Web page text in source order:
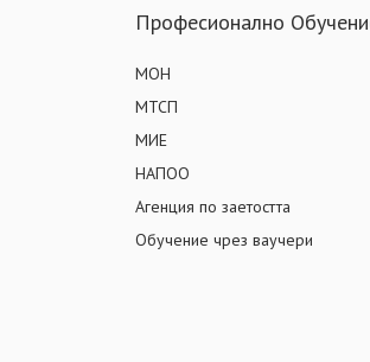
Професионално
МОН
МТСП
МИЕ
НАПОО
Агенция по заетостта
Обучение чрез ваучери